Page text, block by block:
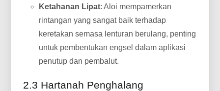
Ketahanan Lipat: Aloi mempamerkan
rintangan yang sangat baik terhadap
keretakan semasa lenturan berulang, penting
untuk pembentukan engsel dalam aplikasi
penutup dan pembalut.
2.3 Hartanah Penghalang